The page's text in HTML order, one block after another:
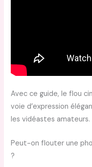
Avec ce guide, le flou
voie d’expression
les vidéastes amateurs.
Peut-on flouter une
?